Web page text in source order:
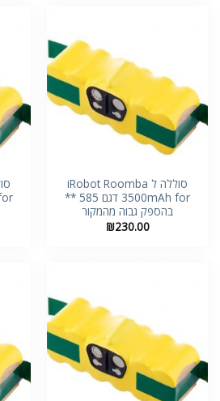
סוללה ל iRobot Roomba
3500mAh for דגם 585 **
בהספק גבוה מהמקור
₪230.00